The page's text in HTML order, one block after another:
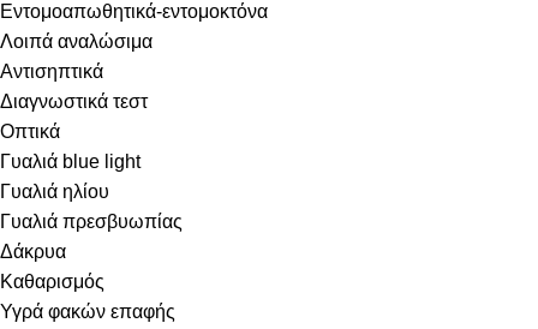
Εντομοαπωθητικά-εντομοκτόνα
Λοιπά αναλώσιμα
Αντισηπτικά
Διαγνωστικά τεστ
Οπτικά
Γυαλιά blue light
Γυαλιά ηλίου
Γυαλιά πρεσβυωπίας
Δάκρυα
Καθαρισμός
Υγρά φακών επαφής